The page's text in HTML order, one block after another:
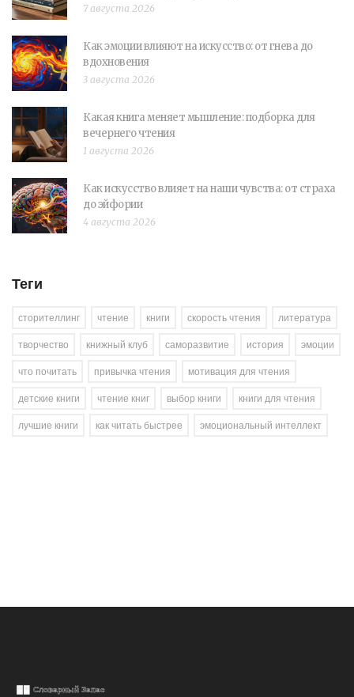
7 августа 2026
Как эмоции влияют на искусство: от гнева до
вдохновения
3 августа 2026
Какая книга меняет мышление: подборка для
вечернего чтения
1 августа 2026
Как искусство влияет на наши чувства: от страха
до эйфории
4 августа 2026
Теги
сторителлинг чтение книги скорость чтения
литература
творчество
книжный клуб саморазвитие история
эмоции
что почитать
привычка чтения
мотивация для чтения
детские книги
чтение книг выбор книги
книги для чтения
лучшие книги
как читать быстрее эмоциональный интеллект